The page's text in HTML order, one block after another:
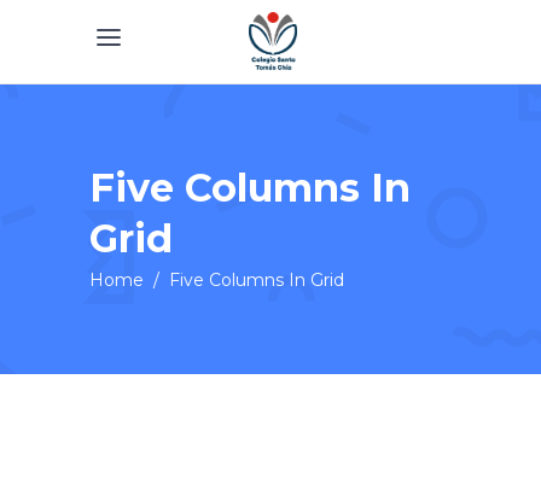
Five Columns In
Grid
Home / Five Columns In Grid